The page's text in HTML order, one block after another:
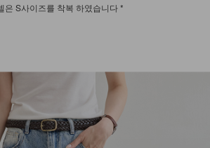
은 S사이즈를 착복 하였습니다 *